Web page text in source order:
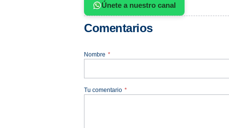
Únete a nuestro canal
Comentarios
Nombre *
Tu comentario *